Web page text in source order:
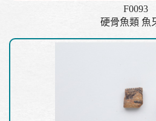
F0093
硬骨魚類 魚